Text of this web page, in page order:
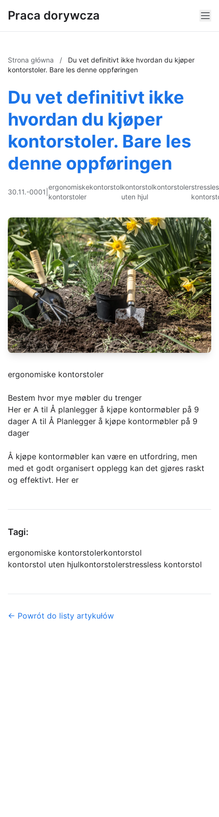
Praca dorywcza
Strona główna /
Du vet definitivt ikke hvordan du kjøper
kontorstoler. Bare les denne oppføringen
Du vet definitivt ikke
hvordan du kjøper
kontorstoler. Bare les
denne oppføringen
30.11.-0001
ergonomiske
kontorstoler
kontorstolkontorstol
uten hjul
kontorstoler
ergonomiske kontorstoler
Bestem hvor mye møbler du trenger
Her er A til Å planlegger å kjøpe kontormøbler på 9
dager A til Å Planlegger å kjøpe kontormøbler på 9
dager
Å kjøpe kontormøbler kan være en utfordring, men
med et godt organisert opplegg kan det gjøres raskt
og effektivt. Her er
Tagi:
ergonomiske kontorstolerkontorstol
kontorstol uten hjulkontorstolerstressless kontorstol
← Powrót do listy artykułów